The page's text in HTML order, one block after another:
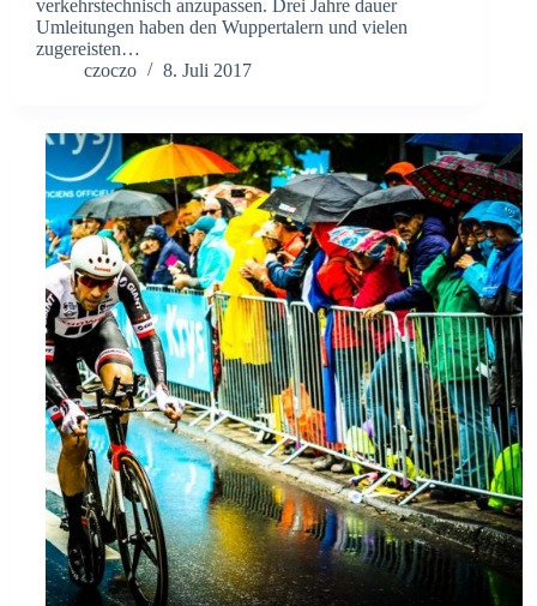
verkehrstechnisch anzupassen. Drei Jahre dauer
Umleitungen haben den Wuppertalern und vielen
zugereisten…
czoczo
8. Juli 2017